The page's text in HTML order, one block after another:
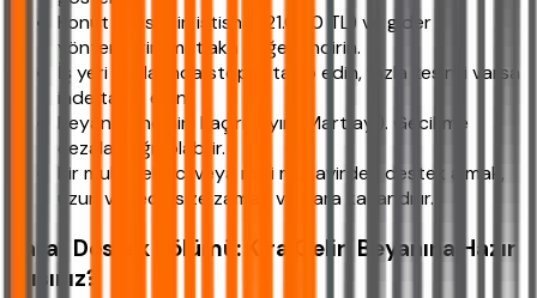
Konut kirası için istisna (21.000 TL) ve gider
yöntemlerini mutlaka değerlendirin.
İş yeri kiralarında stopajı takip edin, fazla kesinti varsa
iade talep edin.
Beyan dönemini kaçırmayın (Mart ayı). Gecikme
cezaları ağır olabilir.
Bir muhasebeci veya mali müşavirden destek almak,
uzun vadede size zaman ve para kazandırır.
Karar Destek Bölümü: Kira Geliri Beyanına Hazır
mısınız?